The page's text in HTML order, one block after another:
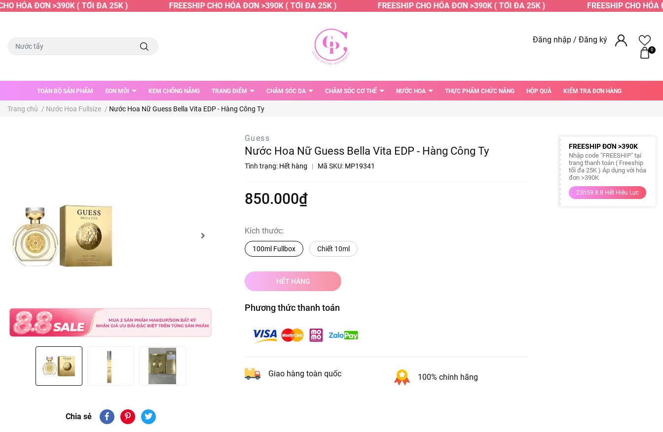
HÓA ĐƠN >390K ( TỐI ĐA 25K ) FREESHIP CHO HÓA ĐƠN >390K ( TỐI ĐA 25K ) FREESHIP CHO HÓA ĐƠN >390K ( TỐI ĐA 25K ) FREESHIP CHO HÓA
Đăng nhập / Đăng ký
0
TOÀN BỘ SẢN PHẨM SON MÔI KEM CHỐNG NẮNG TRANG ĐIỂM CHĂM SÓC DA CHĂM SÓC CƠ THỂ NƯỚC HOA THỰC PHẨM CHỨC NĂNG HỘP QUÀ KIỂM TRA ĐƠN HÀNG
Trang chủ / Nước Hoa Fullsize / Nước Hoa Nữ Guess Bella Vita EDP - Hàng Công Ty
Chia sẻ
Guess
Nước Hoa Nữ Guess Bella Vita EDP - Hàng Công Ty
Tình trạng: Hết hàng | Mã SKU: MP19341
850.000₫
Kích thước:
100ml Fullbox Chiết 10ml
HẾT HÀNG
Phương thức thanh toán
Giao hàng toàn quốc 100% chính hãng
FREESHIP ĐƠN >390K
Nhập code "FREESHIP" tại
trang thanh toán ( Freeship
tối đa 25K ) Áp dụng với hóa
đơn >390K
23h59 8.8 Hết Hiêu Lực